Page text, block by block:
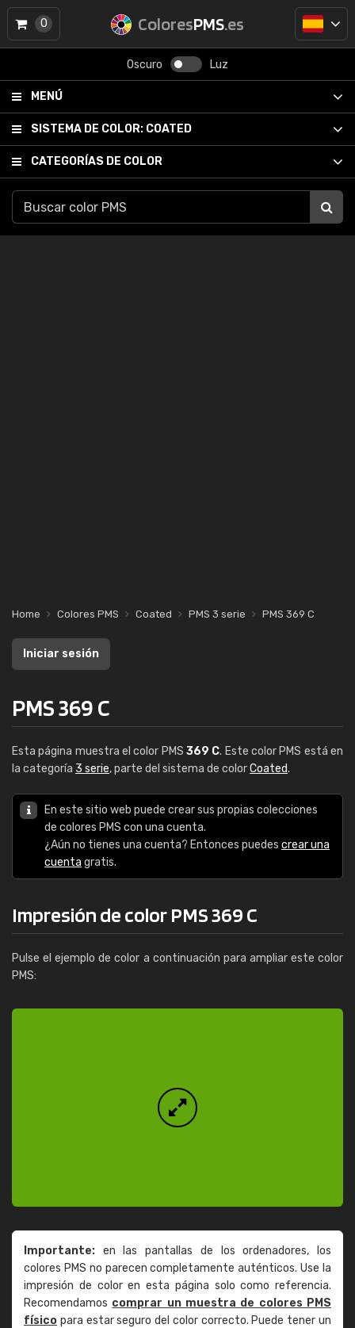
ColoresPMS.es
Oscuro Luz
MENÚ
SISTEMA DE COLOR: COATED
CATEGORÍAS DE COLOR
0
Home Colores PMS Coated PMS 3 serie PMS 369 C
Iniciar sesión
PMS 369 C
Esta página muestra el color PMS 369 C. Este color PMS está en
la categoría 3 serie, parte del sistema de colorCoated.
En este sitio web puede crear sus propias colecciones
de colores PMS con una cuenta.
¿Aún no tienes una cuenta? Entonces puedes crear una
cuenta gratis.
Impresión de color PMS 369 C
Pulse el ejemplo de color a continuación para ampliar este color
PMS:
Importante: en las pantallas de los ordenadores, los
colores PMS no parecen completamente auténticos. Use la
impresión de color en esta página solo como referencia.
Recomendamos comprar un muestra de colores PMS
físico para estar seguro del color correcto. Puede tener un